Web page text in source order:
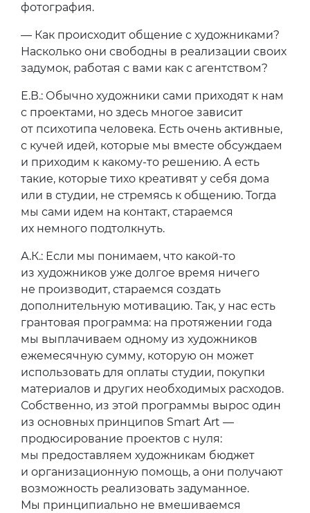
фотография.
— Как происходит общение с художниками?
Насколько они свободны в реализации своих
задумок, работая с вами как с агентством?
Е.В.: Обычно художники сами приходят к нам
с проектами, но здесь многое зависит
от психотипа человека. Есть очень активные,
с кучей идей, которые мы вместе обсуждаем
и приходим к какому-то решению. А есть
такие, которые тихо креативят у себя дома
или в студии, не стремясь к общению. Тогда
мы сами идем на контакт, стараемся
их немного подтолкнуть.
А.К.: Если мы понимаем, что какой-то
из художников уже долгое время ничего
не производит, стараемся создать
дополнительную мотивацию. Так, у нас есть
грантовая программа: на протяжении года
мы выплачиваем одному из художников
ежемесячную сумму, которую он может
использовать для оплаты студии, покупки
материалов и других необходимых расходов.
Собственно, из этой программы вырос один
из основных принципов Smart Art —
продюсирование проектов с нуля:
мы предоставляем художникам бюджет
и организационную помощь, а они получают
возможность реализовать задуманное.
Мы принципиально не вмешиваемся